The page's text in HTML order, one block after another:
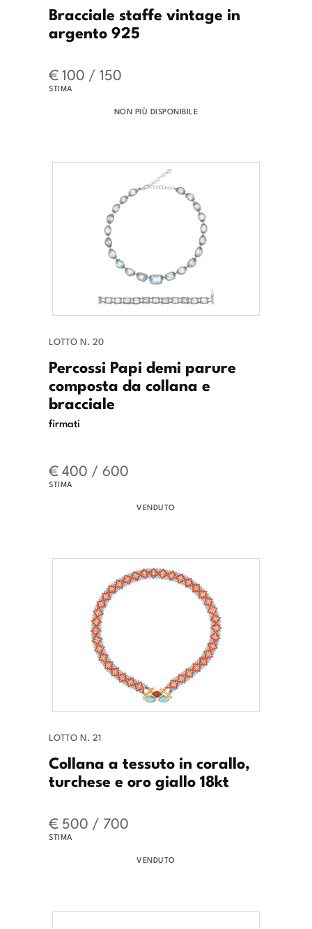
Bracciale staffe vintage in
argento 925
€ 100 / 150
STIMA
NON PIÙ DISPONIBILE
LOTTO N. 20
Percossi Papi demi parure
composta da collana e
bracciale
firmati
€ 400 / 600
STIMA
VENDUTO
LOTTO N. 21
Collana a tessuto in corallo,
turchese e oro giallo 18kt
€ 500 / 700
STIMA
VENDUTO